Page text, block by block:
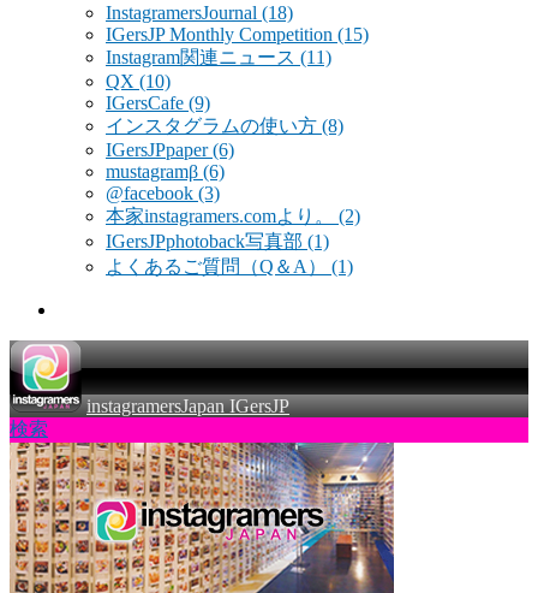
InstagramersJournal (18)
IGersJP Monthly Competition (15)
Instagram関連ニュース (11)
QX (10)
IGersCafe (9)
インスタグラムの使い方 (8)
IGersJPpaper(6)
mustagramβ (6)
@facebook (3)
本家instagramers.comより。 (2)
IGersJPphotoback写真部 (1)
よくあるご質問（Q＆A） (1)
instagramersJapan IGersJP
検索